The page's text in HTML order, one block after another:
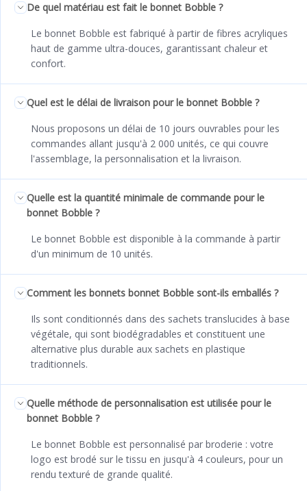
De quel matériau est fait le bonnet Bobble ?
Le bonnet Bobble est fabriqué à partir de fibres acryliques
haut de gamme ultra-douces, garantissant chaleur et
confort.
Quel est le délai de livraison pour le bonnet Bobble ?
Nous proposons un délai de 10 jours ouvrables pour les
commandes allant jusqu'à 2 000 unités, ce qui couvre
l'assemblage, la personnalisation et la livraison.
Quelle est la quantité minimale de commande pour le
bonnet Bobble ?
Le bonnet Bobble est disponible à la commande à partir
d'un minimum de 10 unités.
Comment les bonnets bonnet Bobble sont-ils emballés ?
Ils sont conditionnés dans des sachets translucides à base
végétale, qui sont biodégradables et constituent une
alternative plus durable aux sachets en plastique
traditionnels.
Quelle méthode de personnalisation est utilisée pour le
bonnet Bobble ?
Le bonnet Bobble est personnalisé par broderie : votre
logo est brodé sur le tissu en jusqu'à 4 couleurs, pour un
rendu texturé de grande qualité.